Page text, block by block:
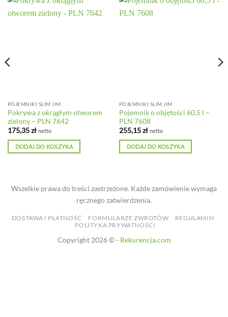
POJEMNIKI SLIM JIM
Pokrywa z okrągłym otworem
zielony – PLN 7642
175,35zł netto
DODAJ DO KOSZYKA
POJEMNIKI SLIM JIM
Pojemnik o objętości 60,5 l –
PLN 7608
255,15zł netto
DODAJ DO KOSZYKA
Wszelkie prawa do treści zastrzeżone. Każde zamówienie wymaga
ręcznego zatwierdzenia.
DOSTAWA I PŁATNOŚĆ FORMULARZE ZWROTÓW
REGULAMIN
POLITYKA PRYWATNOŚCI
Copyright 2026 © - Rekurencja.com